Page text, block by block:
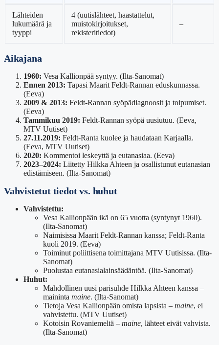
Lähteiden
lukumäärä ja
tyyppi
4 (uutislähteet, haastattelut,
muistokirjoitukset,
rekisteritiedot)
–
Aikajana
1960: Vesa Kallionpää syntyy. (Ilta-Sanomat)
Ennen 2013: Tapasi Maarit Feldt-Rannan eduskunnassa.
(Eeva)
2009 & 2013: Feldt-Rannan syöpädiagnoosit ja toipumiset.
(Eeva)
Tammikuu 2019: Feldt-Rannan syöpä uusiutuu. (Eeva,
MTV Uutiset)
27.11.2019: Feldt-Ranta kuolee ja haudataan Karjaalla.
(Eeva, MTV Uutiset)
2020: Kommentoi leskeyttä ja eutanasiaa. (Eeva)
2023–2024: Liitetty Hilkka Ahteen ja osallistunut eutanasian
edistämiseen. (Ilta-Sanomat)
Vahvistetut tiedot vs. huhut
Vahvistettu:
Vesa Kallionpään ikä on 65 vuotta (syntynyt 1960).
(Ilta-Sanomat)
Naimisissa Maarit Feldt-Rannan kanssa; Feldt-Ranta
kuoli 2019. (Eeva)
Toiminut poliittisena toimittajana MTV Uutisissa. (Ilta-
Sanomat)
Puolustaa eutanasialainsäädäntöä. (Ilta-Sanomat)
Huhut:
Mahdollinen uusi parisuhde Hilkka Ahteen kanssa –
maininta maine. (Ilta-Sanomat)
Tietoja Vesa Kallionpään omista lapsista – maine, ei
vahvistettu. (MTV Uutiset)
Kotoisin Rovaniemeltä – maine, lähteet eivät vahvista.
(Ilta-Sanomat)